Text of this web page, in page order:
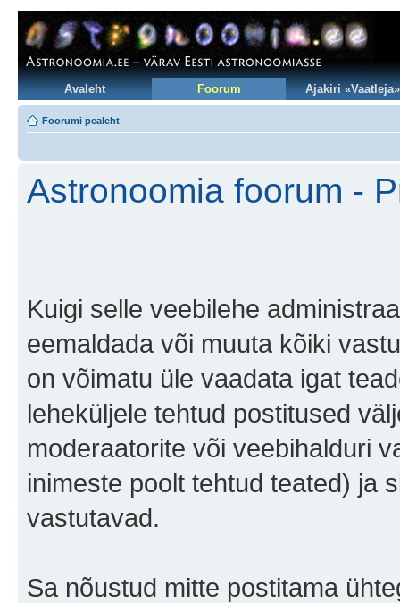
Avaleht Foorum Ajakiri «Vaatleja»
Foorumi pealeht
Astronoomia foorum -
Kuigi selle veebilehe
eemaldada või muuta kõiki
on võimatu üle vaadata igat
leheküljele tehtud postitused
moderaatorite või veebihalduri
inimeste poolt tehtud teated) ja
vastutavad.
Sa nõustud mitte postitama